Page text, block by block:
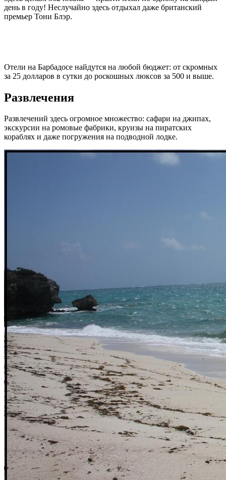
день в году! Неслучайно здесь отдыхал даже британский
премьер Тони Блэр.
Отели на Барбадосе найдутся на любой бюджет: от скромных
за 25 долларов в сутки до роскошных люксов за 500 и выше.
Развлечения
Развлечений здесь огромное множество: сафари на джипах,
экскурсии на ромовые фабрики, круизы на пиратских
кораблях и даже погружения на подводной лодке.